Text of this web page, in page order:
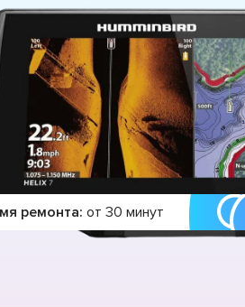
ремонта: от 30 минут